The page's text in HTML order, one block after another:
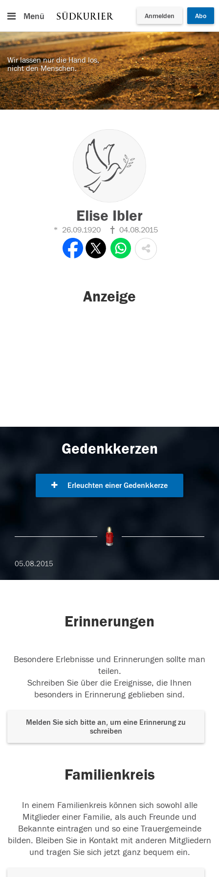
Menü Anmelden Abo
Wir lassen nur die Hand los,
nicht den Menschen.
Elise Ibler
26.09.1920 04.08.2015
Anzeige
Gedenkkerzen
Erleuchten einer Gedenkkerze
05.08.2015
Erinnerungen
Besondere Erlebnisse und Erinnerungen sollte man
teilen.
Schreiben Sie über die Ereignisse, die Ihnen
besonders in Erinnerung geblieben sind.
Melden Sie sich bitte an, um eine Erinnerung zu
schreiben
Familienkreis
In einem Familienkreis können sich sowohl alle
Mitglieder einer Familie, als auch Freunde und
Bekannte eintragen und so eine Trauergemeinde
bilden. Bleiben Sie in Kontakt mit anderen Mitgliedern
und tragen Sie sich jetzt ganz bequem ein.